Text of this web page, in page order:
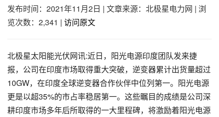
发布时间：2021年11月2日 | 文章来源：北极星电力网 | 浏
览次数：2,341 | 访问原文
北极星太阳能光伏网讯:近日，阳光电源印度团队发来捷
报，公司在印度市场取得重大突破，逆变器累计出货量超过
10GW，在印度全球逆变器合作伙伴中位列第一。阳光电源
更是以超35%的市占率稳居第一。这些瞩目的成绩是公司深
耕印度市场多年后所取得的一大里程碑，将激励着阳光电源